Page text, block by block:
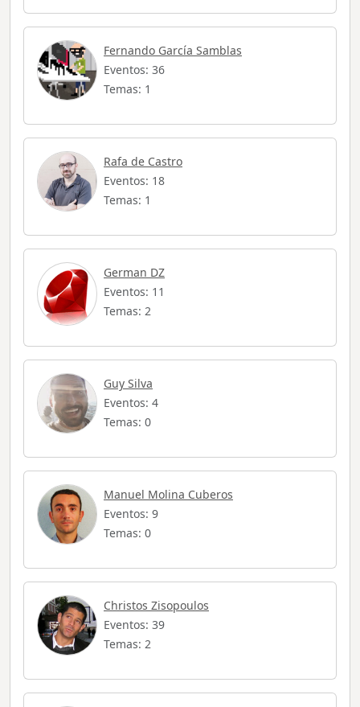
Fernando García Samblas
Eventos: 36
Temas: 1
Rafa de Castro
Eventos: 18
Temas: 1
German DZ
Eventos: 11
Temas: 2
Guy Silva
Eventos: 4
Temas: 0
Manuel Molina Cuberos
Eventos: 9
Temas: 0
Christos Zisopoulos
Eventos: 39
Temas: 2